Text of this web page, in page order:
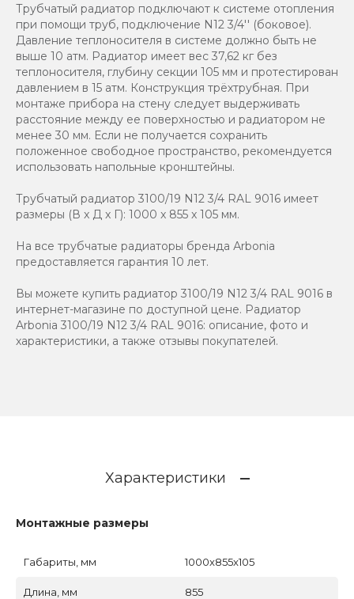
Трубчатый радиатор подключают к системе отопления
при помощи труб, подключение N12 3/4'' (боковое).
Давление теплоносителя в системе должно быть не
выше 10 атм. Радиатор имеет вес 37,62 кг без
теплоносителя, глубину секции 105 мм и протестирован
давлением в 15 атм. Конструкция трёхтрубная. При
монтаже прибора на стену следует выдерживать
расстояние между ее поверхностью и радиатором не
менее 30 мм. Если не получается сохранить
положенное свободное пространство, рекомендуется
использовать напольные кронштейны.
Трубчатый радиатор 3100/19 N12 3/4 RAL 9016 имеет
размеры (В x Д x Г): 1000 x 855 x 105 мм.
На все трубчатые радиаторы бренда Аrbonia
предоставляется гарантия 10 лет.
Вы можете купить радиатор 3100/19 N12 3/4 RAL 9016 в
интернет-магазине по доступной цене. Радиатор
Arbonia 3100/19 N12 3/4 RAL 9016: описание, фото и
характеристики, а также отзывы покупателей.
Характеристики
Монтажные размеры
Габариты, мм 1000x855x105
Длина, мм 855